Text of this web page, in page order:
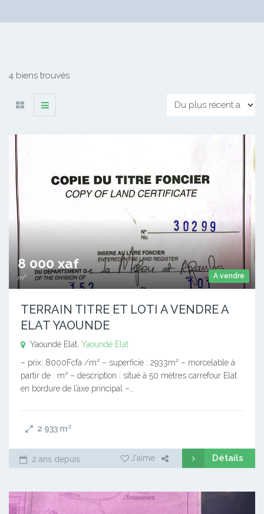
4 biens trouvés
A vendre
8 000 xaf
m²
TERRAIN TITRE ET LOTI A VENDRE A
ELAT YAOUNDE
Yaoundé Elat, Yaoundé Elat
– prix: 8000Fcfa /m² – superficie : 2933m² – morcelable à
partir de : m² – description : situé à 50 mètres carrefour Elat
en bordure de l’axe principal –…
2 933 m²
2 ans depuis J'aime Détails